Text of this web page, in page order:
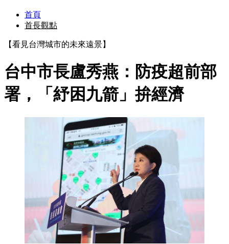
首頁
首長觀點
【看見台灣城市的未來遠景】
台中市長盧秀燕：防疫超前部
署，「紓困九箭」拚經濟